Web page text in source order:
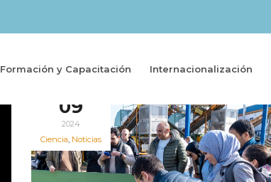
Formación y Capacitación Internacionalización
09
2024
Ciencia, Noticias